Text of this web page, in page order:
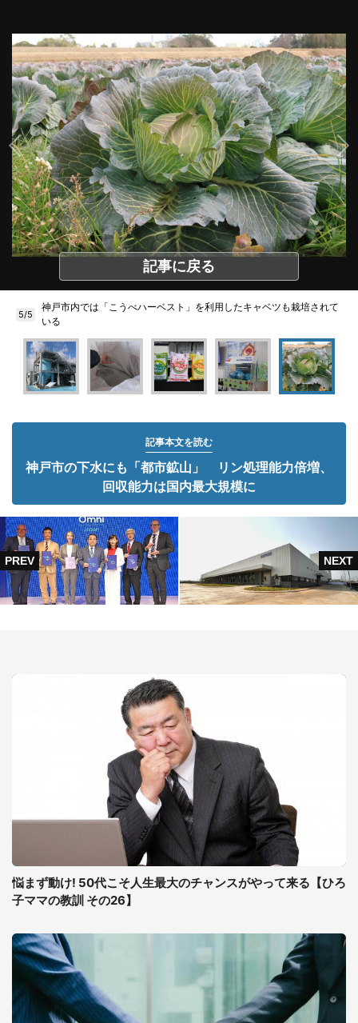
記事に戻る
5/5
神戸市内では「こうべハーベスト」を利用したキャベツも栽培されて
いる
記事本文を読む
神戸市の下水にも「都市鉱山」 リン処理能力倍増、
回収能力は国内最大規模に
悩まず動け! 50代こそ人生最大のチャンスがやって来る【ひろ
子ママの教訓 その26】